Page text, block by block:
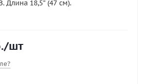
Длина 18,5” (47 см).
/шт